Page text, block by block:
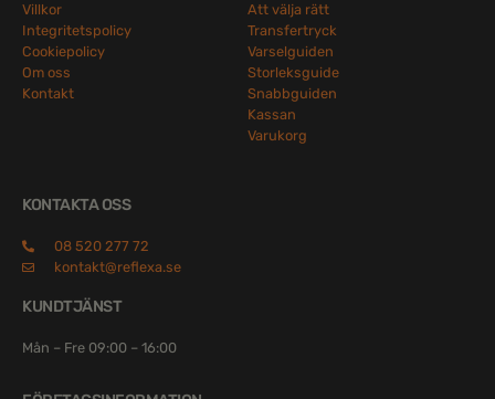
Villkor
Integritetspolicy
Cookiepolicy
Om oss
Kontakt
Att välja rätt
Transfertryck
Varselguiden
Storleksguide
Snabbguiden
Kassan
Varukorg
KONTAKTA OSS
08 520 277 72
kontakt@reflexa.se
KUNDTJÄNST
Mån – Fre 09:00 – 16:00